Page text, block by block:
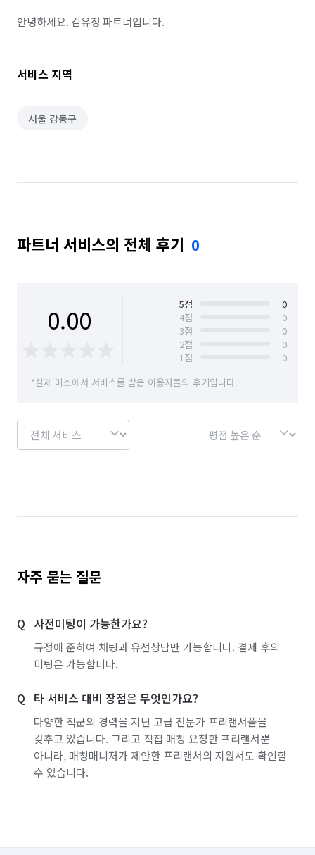
안녕하세요. 김유정 파트너입니다.
서비스 지역
서울 강동구
파트너 서비스의 전체 후기 0
0.00 5점
0
4점
0
3점
0
2점
0
1점
0
*실제 미소에서 서비스를 받은 이용자들의 후기입니다.
자주 묻는 질문
사전미팅이 가능한가요?
규정에 준하여 채팅과 유선상담만 가능합니다. 결제 후의
미팅은 가능합니다.
타 서비스 대비 장점은 무엇인가요?
다양한 직군의 경력을 지닌 고급 전문가 프리랜서풀을
갖추고 있습니다. 그리고 직접 매칭 요청한 프리랜서뿐
아니라, 매칭매니저가 제안한 프리랜서의 지원서도 확인할
수 있습니다.